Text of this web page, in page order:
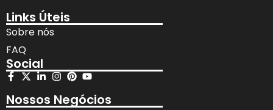
Links Úteis
Sobre nós
FAQ
Social
Nossos Negócios